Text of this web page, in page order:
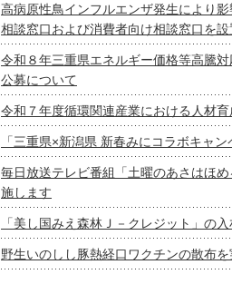
高病原性鳥インフルエンザ発生により
相談窓口および消費者向け相談窓口を設
令和８年三重県エネルギー価格等高騰
公募について
令和７年度循環関連産業における人材
「三重県×新潟県 新春みにコラボキャ
毎日放送テレビ番組「土曜のあさはほ
施します
「美し国みえ森林Ｊ－クレジット」の
野生いのしし豚熱経口ワクチンの散布